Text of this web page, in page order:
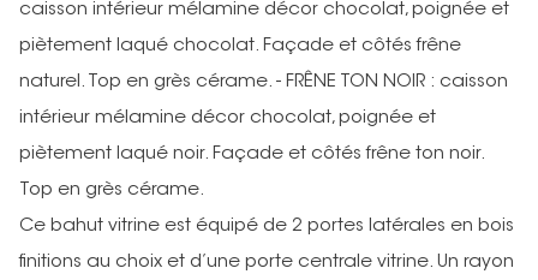
caisson intérieur mélamine décor chocolat, poignée et
piètement laqué chocolat. Façade et côtés frêne
naturel. Top en grès cérame. - FRÊNE TON NOIR : caisson
intérieur mélamine décor chocolat, poignée et
piètement laqué noir. Façade et côtés frêne ton noir.
Top en grès cérame.
Ce bahut vitrine est équipé de 2 portes latérales en bois
finitions au choix et d’une porte centrale vitrine. Un rayon